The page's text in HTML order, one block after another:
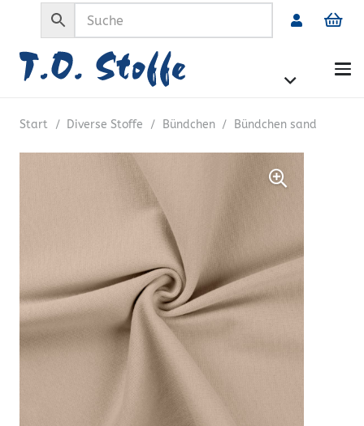
Start / Diverse Stoffe / Bündchen / Bündchen sand